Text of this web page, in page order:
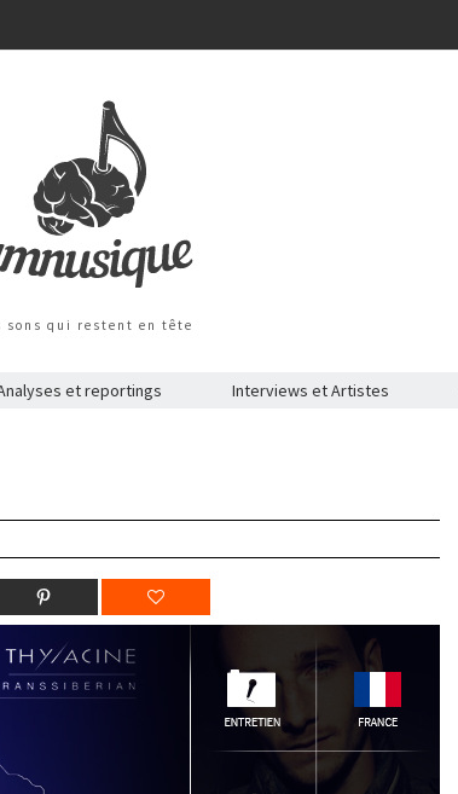
sons qui restent en tête
et reportings Interviews et Artistes